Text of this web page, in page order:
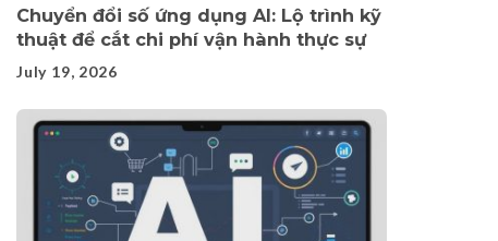
Chuyển đổi số ứng dụng AI: Lộ trình kỹ
thuật để cắt chi phí vận hành thực sự
July 19, 2026